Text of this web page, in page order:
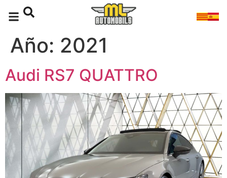
Año: 2021
Audi RS7 QUATTRO